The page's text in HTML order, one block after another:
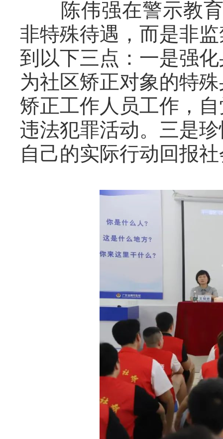
陈伟强在警示教
非特殊待遇，而是非
到以下三点：一是强
为社区矫正对象的特
矫正工作人员工作，
违法犯罪活动。三是
自己的实际行动回报